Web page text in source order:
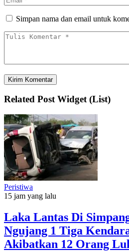
Simpan nama dan email untuk
Related Post Widget (List)
Peristiwa
15 jam yang lalu
Laka Lantas Di
Ngujang 1 Tiga
Akibatkan 12 Orang